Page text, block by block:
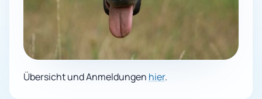
Übersicht und Anmeldungen hier.